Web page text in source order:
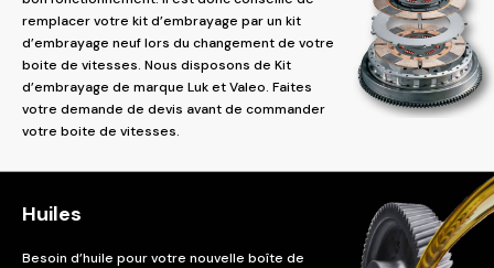
remplacer votre kit d’embrayage par un kit
d’embrayage neuf lors du changement de votre
boite de vitesses. Nous disposons de Kit
d’embrayage de marque Luk et Valeo. Faites
votre demande de devis avant de commander
votre boite de vitesses.
Huiles
Besoin d’huile pour votre nouvelle boîte de